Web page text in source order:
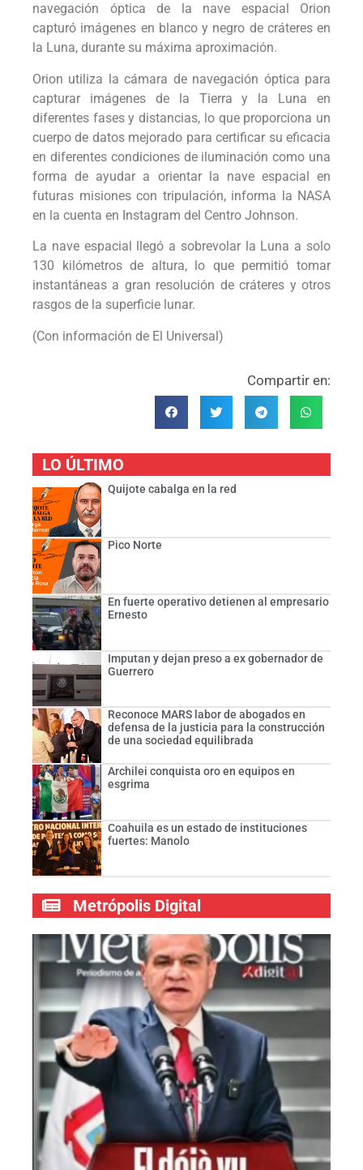
navegación óptica de la nave espacial Orion
capturó imágenes en blanco y negro de cráteres en
la Luna, durante su máxima aproximación.
Orion utiliza la cámara de navegación óptica para
capturar imágenes de la Tierra y la Luna en
diferentes fases y distancias, lo que proporciona un
cuerpo de datos mejorado para certificar su eficacia
en diferentes condiciones de iluminación como una
forma de ayudar a orientar la nave espacial en
futuras misiones con tripulación, informa la NASA
en la cuenta en Instagram del Centro Johnson.
La nave espacial llegó a sobrevolar la Luna a solo
130 kilómetros de altura, lo que permitió tomar
instantáneas a gran resolución de cráteres y otros
rasgos de la superficie lunar.
(Con información de El Universal)
Compartir en:
LO ÚLTIMO
Quijote cabalga en la red
Pico Norte
En fuerte operativo detienen al empresario
Ernesto
Imputan y dejan preso a ex gobernador de
Guerrero
Reconoce MARS labor de abogados en
defensa de la justicia para la construcción
de una sociedad equilibrada
Archilei conquista oro en equipos en
esgrima
Coahuila es un estado de instituciones
fuertes: Manolo
Metrópolis Digital